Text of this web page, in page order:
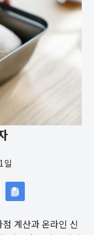
일
계산과 온라인 신